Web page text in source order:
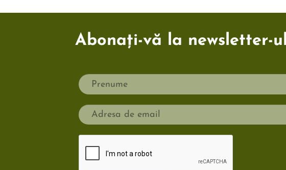
Abonați-vă la newsletter-